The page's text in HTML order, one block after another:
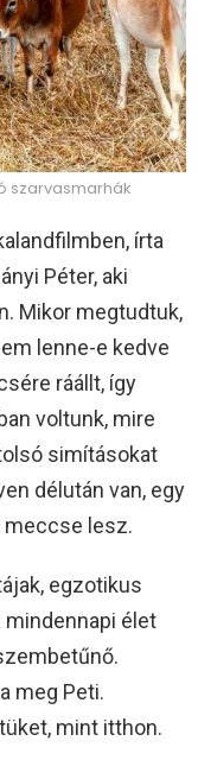
szarvasmarhák
írta
Péter, aki
Mikor megtudtuk,
lenne-e kedve
ráállt, így
voltunk, mire
simításokat
délután van, egy
meccse lesz.
egzotikus
mindennapi élet
meg Peti.
mint itthon.